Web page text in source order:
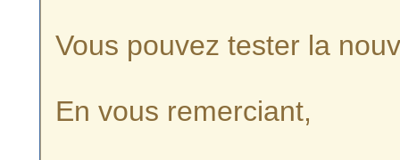
Vous pouvez tester la
En vous remerciant,